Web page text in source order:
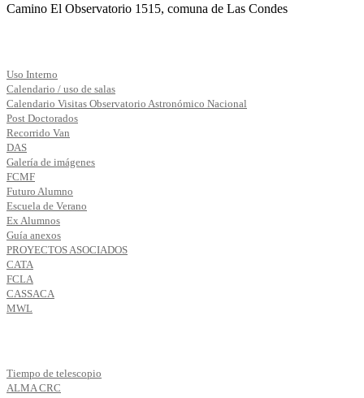
Camino El Observatorio 1515, comuna de Las Condes
Uso Interno
Calendario / uso de salas
Calendario Visitas Observatorio Astronómico Nacional
Post Doctorados
Recorrido Van
DAS
Galería de imágenes
FCMF
Futuro Alumno
Escuela de Verano
Ex Alumnos
Guía anexos
PROYECTOS ASOCIADOS
CATA
FCLA
CASSACA
MWL
Tiempo de telescopio
ALMA CRC